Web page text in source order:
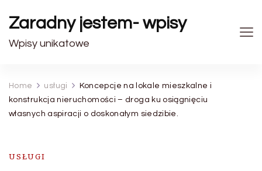
Zaradny jestem- wpisy
Wpisy unikatowe
Home usługi
Koncepcje na lokale mieszkalne i
konstrukcja nieruchomości – droga ku osiągnięciu
własnych aspiracji o doskonałym siedzibie.
USŁUGI